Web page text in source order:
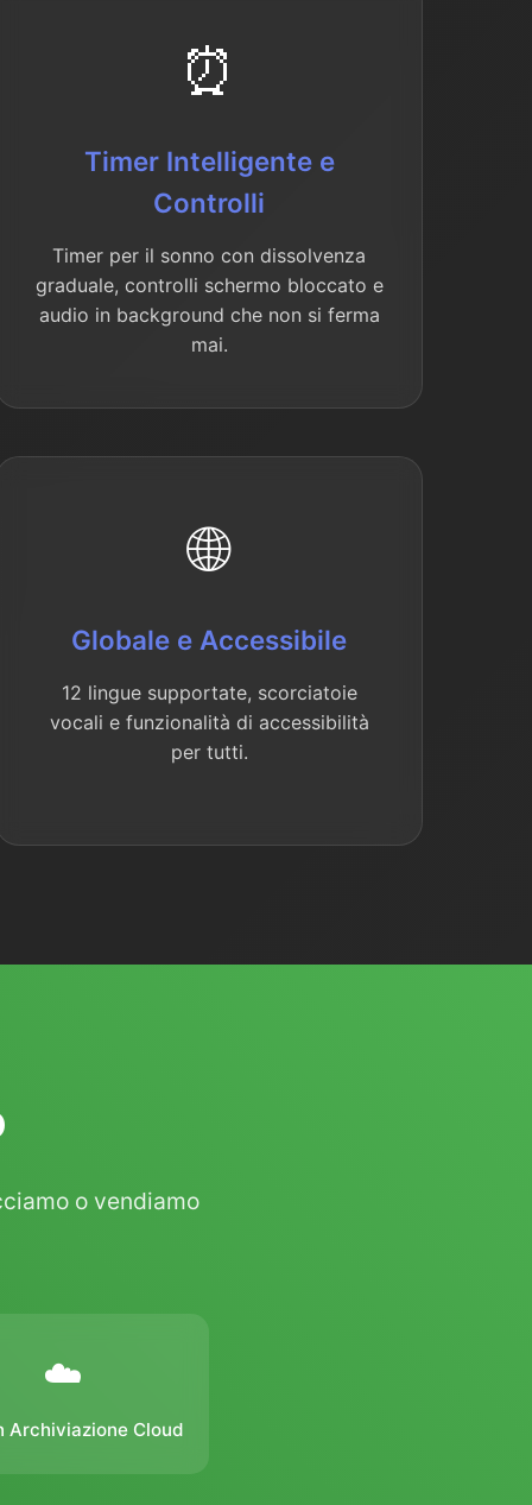
⏰
Timer Intelligente e
Controlli
Timer per il sonno con dissolvenza
graduale, controlli schermo bloccato e
audio in background che non si ferma
mai.
🌐
Globale e Accessibile
12 lingue supportate, scorciatoie
vocali e funzionalità di accessibilità
per tutti.
o vendiamo
☁️
Archiviazione Cloud